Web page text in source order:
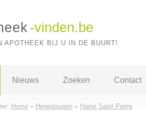
-vinden.be
APOTHEEK BIJ U IN DE BUURT!
Nieuws Zoeken Contact
Home» Henegouwen» Haine Saint Pierre